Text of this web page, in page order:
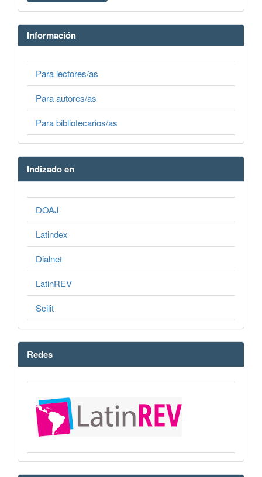
Información
Para lectores/as
Para autores/as
Para bibliotecarios/as
Indizado en
DOAJ
Latindex
Dialnet
LatinREV
Scilit
Redes